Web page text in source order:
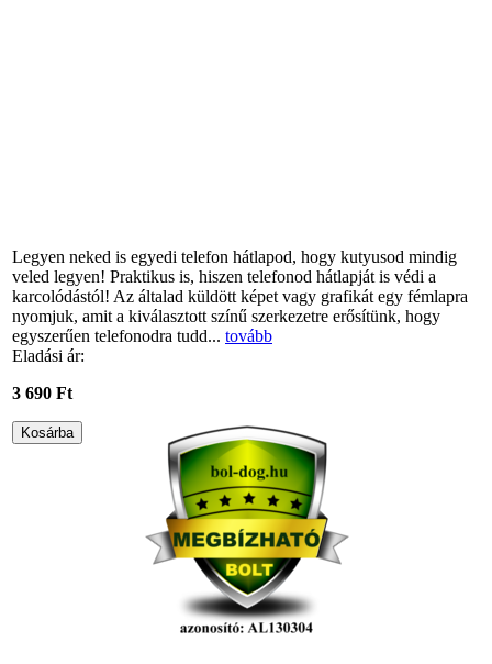
Legyen neked is egyedi telefon hátlapod, hogy kutyusod mindig
veled legyen! Praktikus is, hiszen telefonod hátlapját is védi a
karcolódástól! Az általad küldött képet vagy grafikát egy fémlapra
nyomjuk, amit a kiválasztott színű szerkezetre erősítünk, hogy
egyszerűen telefonodra tudd... tovább
Eladási ár:
3 690 Ft